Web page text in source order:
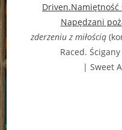
Napędzani
zderzeniu z miłością
Raced.
| Sweet